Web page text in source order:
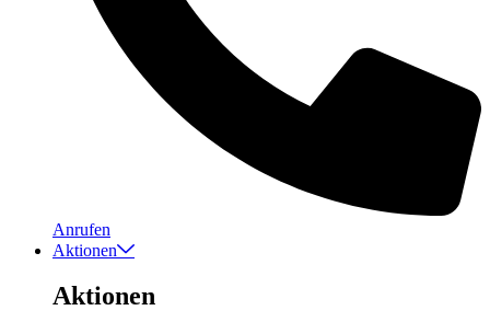
Anrufen
Aktionen
Aktionen